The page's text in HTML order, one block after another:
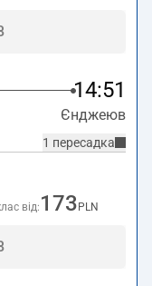
14:51
Єнджеюв
1 пересадка
від: 173 PLN